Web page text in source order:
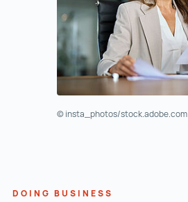
© insta_photos/stock.adobe.com
DOING BUSINESS